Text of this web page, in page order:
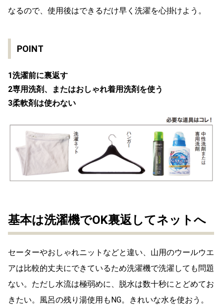
なるので、使用後はできるだけ早く洗濯を心掛けよう。
POINT
1洗濯前に裏返す
2専用洗剤、またはおしゃれ着用洗剤を使う
3柔軟剤は使わない
基本は洗濯機でOK裏返してネットへ
セーターやおしゃれニットなどと違い、山用のウールウエ
アは比較的丈夫にできているため洗濯機で洗濯しても問題
ない。ただし水流は極弱めに、脱水は数十秒にとどめてお
きたい。風呂の残り湯使用もNG。きれいな水を使おう。